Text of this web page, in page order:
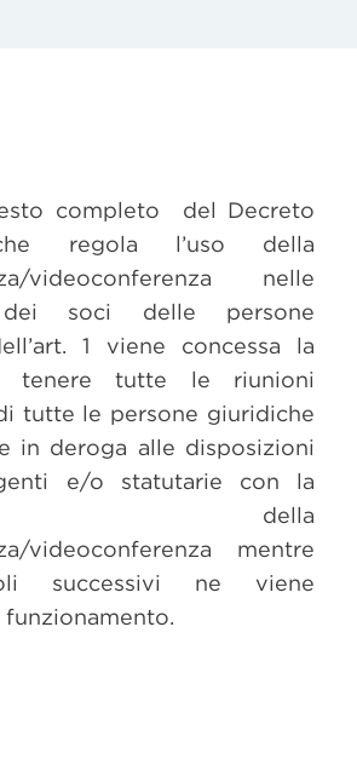
completo del Decreto
regola l’uso della
videoconferenza nelle
dei soci delle persone
1 viene concessa la
tutte le riunioni
tutte le persone giuridiche
in deroga alle disposizioni
e/o statutarie con la
della
videoconferenza mentre
successivi ne viene